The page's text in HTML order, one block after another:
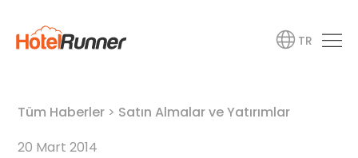
TR
Tüm Haberler > Satın Almalar ve Yatırımlar
20 Mart 2014